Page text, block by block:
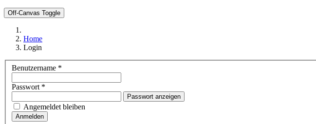
Off-Canvas Toggle
Home
Login
Benutzername *
Passwort *
Passwort anzeigen
Angemeldet bleiben
Anmelden